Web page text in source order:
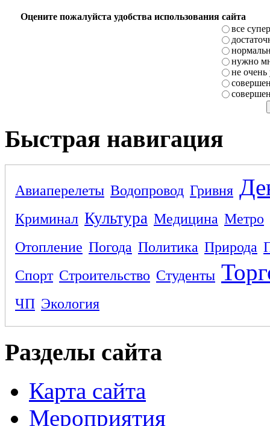
Оцените пожалуйста удобства использования сайта
все супер
нужно
не очень
Быстрая навигация
Авиаперелеты Водопровод Гривня
Криминал Культура Медицина Метро
Отопление Погода Политика Природа
Спорт Строительство Студенты
ЧП Экология
Разделы сайта
Карта сайта
Мероприятия